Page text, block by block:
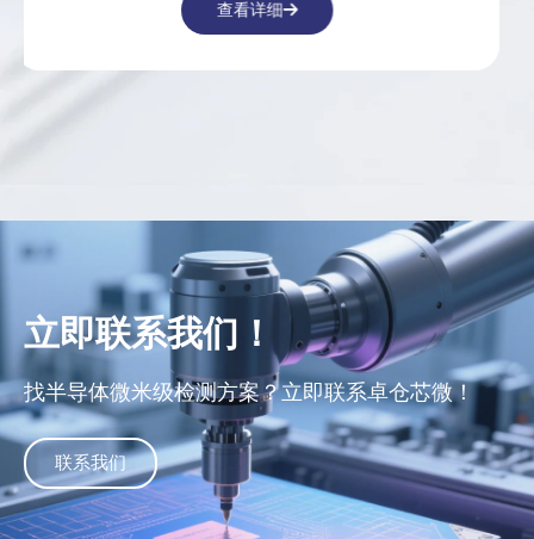
1206、1210。 拥有2D/3D核心检测
光学模组,具备复判和次品标记功能，
检测MLCC E/S面、长面、底面的五
立即联系我们！
找半导体微米级检测方案？立即联系卓仓芯微！
联系我们